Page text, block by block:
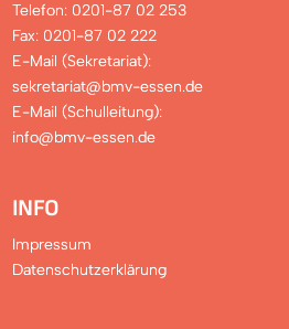
Telefon: 0201-87 02 253
Fax: 0201-87 02 222
E-Mail (Sekretariat):
sekretariat@bmv-essen.de
E-Mail (Schulleitung):
info@bmv-essen.de
INFO
Impressum
Datenschutzerklärung